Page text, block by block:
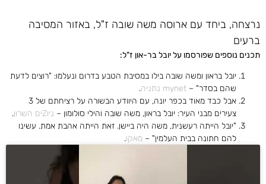
נרצחה, ביחד עם ארוסה משה שובה ז"ל, באזור המסיבה
ברעים
תכנים נוספים שפורסמו על יובל בר-און ז"ל:
יובל בראון ומשה שובה בילו במסיבת הטבע בדרום ונעלמו: "רוצים לדעת
שהם בסדר" – mynet נתניה
.
אבל כבד מאוד בכפר יונה, עם היוודע הבשורה על רציחתם של 3
צעירים מבני העיר: יובל בראון, משה שובה והילי סולומון – ניוZים השרון
.
"יובל הייתה רעשנית, משה היה ביישן. זאת הייתה אהבת אמת. עשינו
להם חתונה בבית העלמין" – מאקו.